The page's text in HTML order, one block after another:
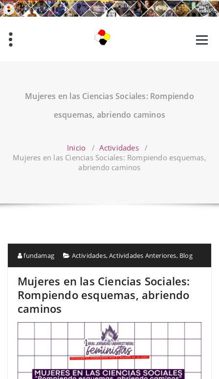
Saltar
al
Mujeres en las Ciencias Sociales: Rompiendo
esquemas, abriendo caminos
Inicio / Actividades/
Mujeres en las Ciencias Sociales: Rompiendo esquemas,
abriendo caminos
fundamag Actividades,Actividades Anteriores, Blog
Mujeres en las Ciencias Sociales:
Rompiendo esquemas, abriendo
caminos